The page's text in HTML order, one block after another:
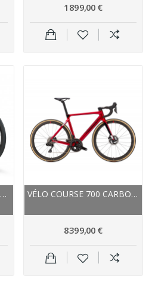
1 899,00 €
VÉLO GRAVEL 700 CARBON - STEVENS 2023 CAMINO... VÉLO COURSE 700 CARBON WILIER 2024 FILANTE SLR...
8 399,00 €